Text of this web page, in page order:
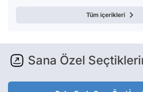
Tüm içerikleri
Sana Özel